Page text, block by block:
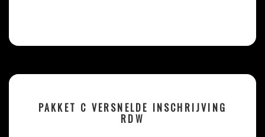
PAKKET C VERSNELDE INSCHRIJVING
RDW